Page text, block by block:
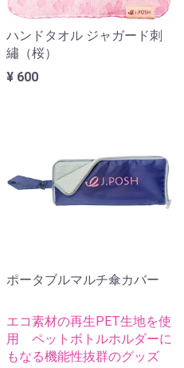
ハンドタオル ジャガード刺
繡（桜）
¥ 600
ポータブルマルチ傘カバー
エコ素材の再生PET生地を使
用 ペットボトルホルダーに
もなる機能性抜群のグッズ